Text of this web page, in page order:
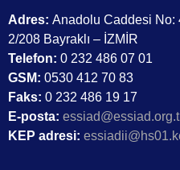
Adres: Anadolu Caddesi No:
2/208 Bayraklı – İZMİR
Telefon: 0 232 486 07 01
GSM: 0530 412 70 83
Faks: 0 232 486 19 17
E-posta:
KEP adresi: